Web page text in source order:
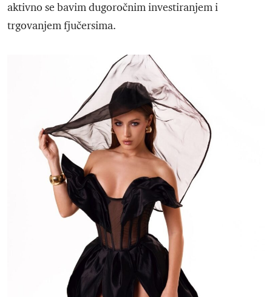
aktivno se bavim dugoročnim investiranjem i
trgovanjem fjučersima.